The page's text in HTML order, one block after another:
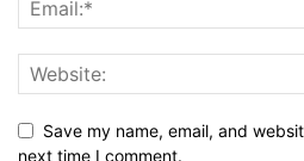
Save my name, email, and
next time I comment.